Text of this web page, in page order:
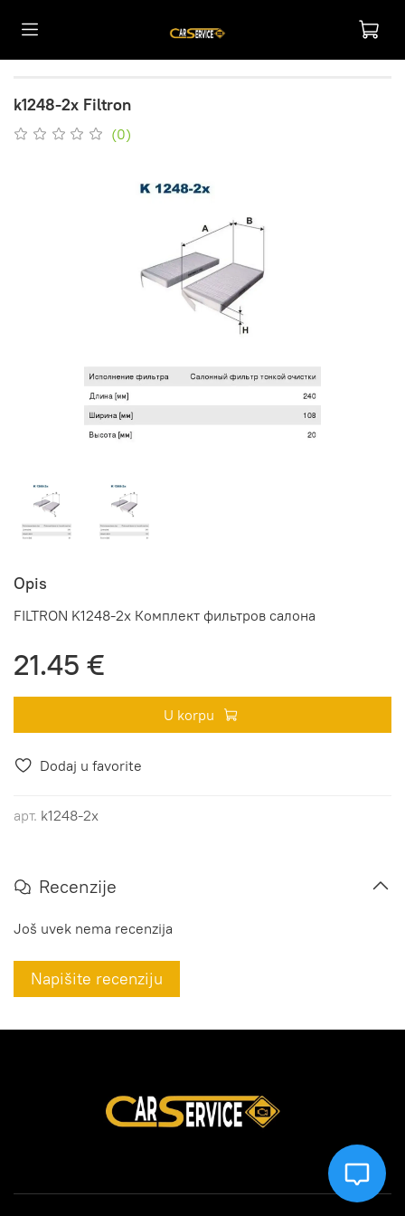
k1248-2x Filtron
(0)
Dodaj u favorite
арт. k1248-2x
Opis
FILTRON K1248-2x Комплект фильтров салона
21.45 €
U korpu
Recenzije
Još uvek nema recenzija
Napišite recenziju